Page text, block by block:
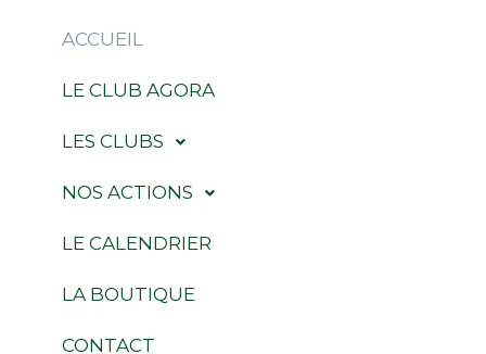
ACCUEIL
LE CLUB AGORA
LES CLUBS
NOS ACTIONS
LE CALENDRIER
LA BOUTIQUE
CONTACT